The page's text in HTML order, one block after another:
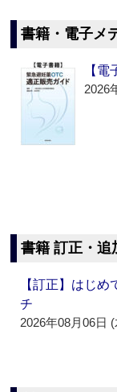
書籍・電子メ
【
2026
書籍 訂正・追
【訂正】はじ
チ
2026年08月06日 (